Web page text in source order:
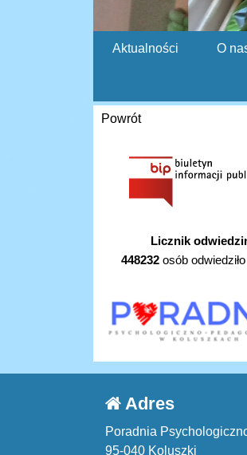
Aktualności O
Powrót
Licznik
448232osób
Adres
Poradnia
95-040 Koluszki